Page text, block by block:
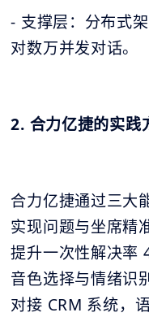
- 支撑层：分布式
对数万并发对话。
2. 合力亿捷的实践
合力亿捷通过三大
实现问题与坐席精
提升一次性解决率
音色选择与情绪识
对接 CRM 系统，